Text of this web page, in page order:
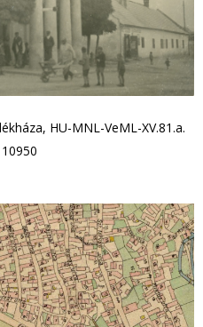
HU-MNL-VeML-XV.81.a.